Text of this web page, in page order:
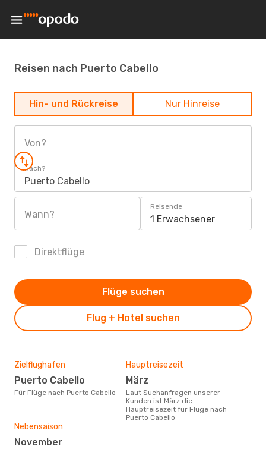
Reisen nach Puerto Cabello
Hin- und Rückreise Nur Hinreise
Von?
Nach?
Puerto Cabello
Wann?
Reisende
1 Erwachsener
Direktflüge
Flug + Hotel suchen
Flüge suchen
Zielflughafen
Puerto Cabello
Für Flüge nach Puerto Cabello
Hauptreisezeit
März
Laut Suchanfragen unserer
Kunden ist März die
Hauptreisezeit für Flüge nach
Puerto Cabello
Nebensaison
November